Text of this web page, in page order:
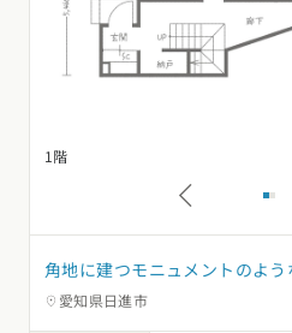
1階
角地に建つモニュメントのよう
愛知県日進市